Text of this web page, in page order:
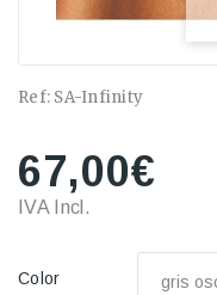
Ref: SA-Infinity
67,00€
IVA Incl.
Color